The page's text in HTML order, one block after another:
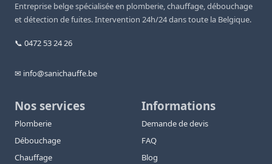
Entreprise belge spécialisée en plomberie, chauffage, débouchage
et détection de fuites. Intervention 24h/24 dans toute la Belgique.
📞 0472 53 24 26
✉ info@sanichauffe.be
Nos services
Plomberie
Débouchage
Chauffage
Informations
Demande de devis
FAQ
Blog